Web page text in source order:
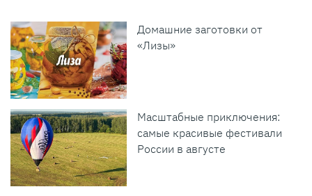
Домашние заготовки от
«Лизы»
Масштабные приключения:
самые красивые фестивали
России в августе